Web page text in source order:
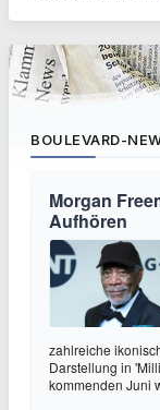
BOULEVARD-
Morgan
Aufhören
zahlreiche
Darstellung in
kommenden Juni